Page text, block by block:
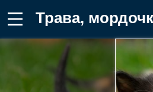
Трава, мордочка, котёнок,